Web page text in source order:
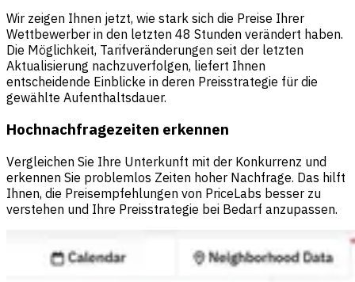
Wir zeigen Ihnen jetzt, wie stark sich die Preise Ihrer
Wettbewerber in den letzten 48 Stunden verändert haben.
Die Möglichkeit, Tarifveränderungen seit der letzten
Aktualisierung nachzuverfolgen, liefert Ihnen
entscheidende Einblicke in deren Preisstrategie für die
gewählte Aufenthaltsdauer.
Hochnachfragezeiten erkennen
Vergleichen Sie Ihre Unterkunft mit der Konkurrenz und
erkennen Sie problemlos Zeiten hoher Nachfrage. Das hilft
Ihnen, die Preisempfehlungen von PriceLabs besser zu
verstehen und Ihre Preisstrategie bei Bedarf anzupassen.